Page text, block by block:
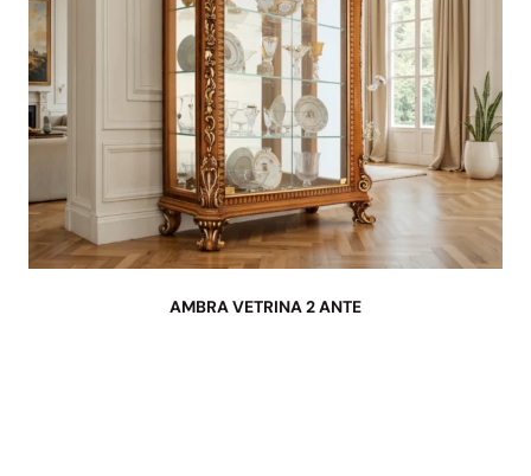
AMBRA VETRINA 2 ANTE